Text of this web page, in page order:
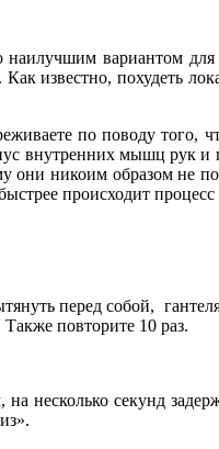
вариантом
известно, похудеть
по поводу того,
внутренних мышц рук
они никоим образом не
происходит
перед собой,
повторите 10 раз.
несколько секунд